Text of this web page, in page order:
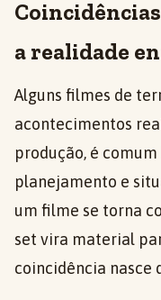
a realidade
Alguns filmes de
acontecimentos
produção, é
planejamento e
um filme se torna
set vira material
coincidência nasce